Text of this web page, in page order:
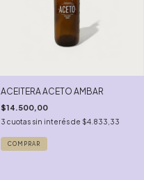
ACEITERA ACETO AMBAR
$14.500,00
3 cuotas sin interés de $4.833,33